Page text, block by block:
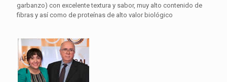
garbanzo) con excelente textura y sabor, muy alto contenido de
fibras y así como de proteínas de alto valor biológico